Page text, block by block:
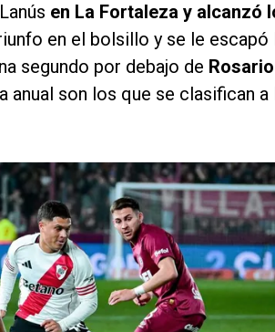
en La Fortaleza y alcanzó
en el bolsillo y se le
segundo por debajo de
son los que se clasifican a